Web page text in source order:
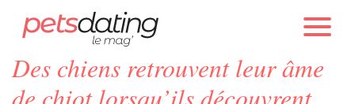
Chien
PETS DATING ACTUALITÉS FAITS DIVERS
Des chiens retrouvent leur âme